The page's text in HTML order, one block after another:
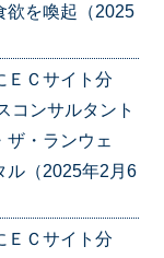
欲を喚起（2025
ＥＣサイト分
ンサルタント
・ランウェ
ル（2025年2月6
ＥＣサイト分